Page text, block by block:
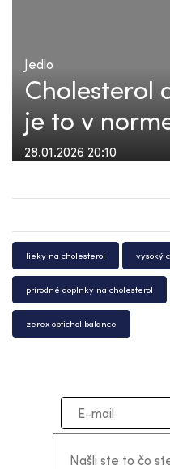
Jedlo
Cholesterol
je to v
28.01.2026 20:10
lieky na cholesterol vysoký
prírodné doplnky na cholesterol
zerex optichol balance